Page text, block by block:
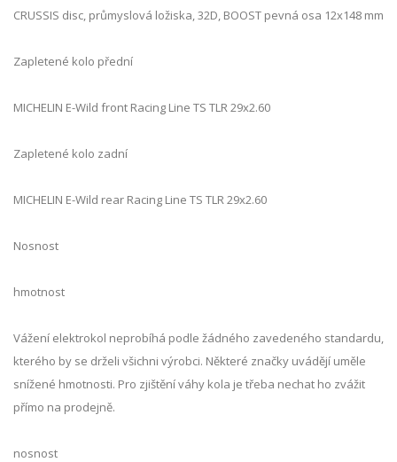
CRUSSIS disc, průmyslová ložiska, 32D, BOOST pevná osa 12x148 mm
Zapletené kolo přední
MICHELIN E-Wild front Racing Line TS TLR 29x2.60
Zapletené kolo zadní
MICHELIN E-Wild rear Racing Line TS TLR 29x2.60
Nosnost
hmotnost
Vážení elektrokol neprobíhá podle žádného zavedeného standardu,
kterého by se drželi všichni výrobci. Některé značky uvádějí uměle
snížené hmotnosti. Pro zjištění váhy kola je třeba nechat ho zvážit
přímo na prodejně.
nosnost